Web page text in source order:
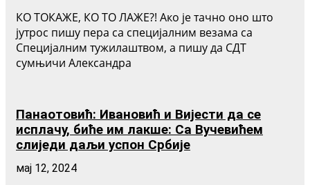
КО ТОКАЖЕ, КО ТО ЛАЖЕ?! Ако је тачно оно што
јутрос пишу пера са специјалним везама са
Специјалним тужилаштвом, а пишу да СДТ
сумњичи Александра
Панаотовић: Ивановић и Вијести да се
исплачу, биће им лакше: Са Вучевићем
слиједи даљи успон Србије
мај 12, 2024